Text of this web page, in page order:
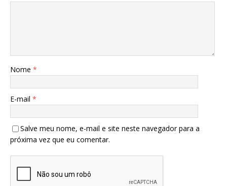
Nome *
E-mail *
Salve meu nome, e-mail e site neste navegador para a
próxima vez que eu comentar.